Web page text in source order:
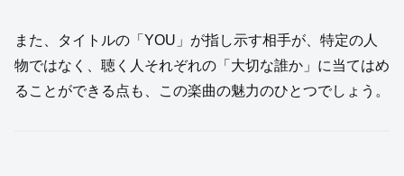
また、タイトルの「YOU」が指し示す相手が、特定の人
物ではなく、聴く人それぞれの「大切な誰か」に当てはめ
ることができる点も、この楽曲の魅力のひとつでしょう。